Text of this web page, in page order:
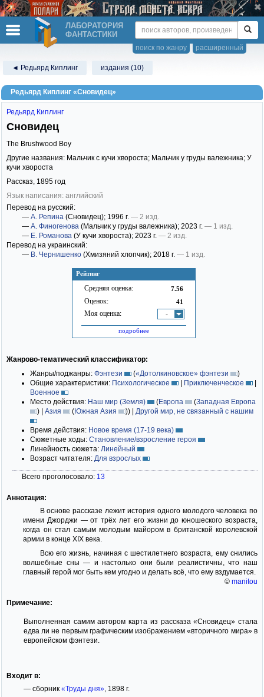
ЛАБОРАТОРИЯ
ФАНТАСТИКИ
расширенный
поиск по жанру
◄ Редьярд Киплинг издания (10)
Редьярд Киплинг «Сновидец»
Рейтинг
Средняя оценка: 7.56
Оценок: 41
Моя оценка: -
подробнее
Редьярд Киплинг
Сновидец
The Brushwood Boy
Другие названия: Мальчик с кучи хвороста; Мальчик у груды валежника; У
кучи хвороста
Рассказ, 1895 год
Язык написания: английский
Перевод на русский:
— А. Репина (Сновидец); 1996 г. — 2 изд.
— А. Финогенова (Мальчик у груды валежника); 2023 г. — 1 изд.
— Е. Романова (У кучи хвороста); 2023 г. — 2 изд.
Перевод на украинский:
— В. Чернишенко (Хмизяний хлопчик); 2018 г. — 1 изд.
Жанрово-тематический классификатор:
Жанры/поджанры: Фэнтези («Дотолкиновское» фэнтези
)
Общие характеристики: Психологическое | Приключенческое
|
Военное
Место действия: Наш мир (Земля) (Европа (Западная Европа
) | Азия (Южная Азия )) | Другой мир, не связанный с нашим
Время действия: Новое время (17-19 века)
Сюжетные ходы: Становление/взросление героя
Линейность сюжета: Линейный
Возраст читателя: Для взрослых
Всего проголосовало: 13
Аннотация:
В основе рассказе лежит история одного молодого человека по
имени Джорджи — от трёх лет его жизни до юношеского возраста,
когда он стал самым молодым майором в британской королевской
армии в конце XIX века.
Всю его жизнь, начиная с шестилетнего возраста, ему снились
волшебные сны — и настолько они были реалистичны, что наш
главный герой мог быть кем угодно и делать всё, что ему вздумается.
© manitou
Примечание:
Выполненная самим автором карта из рассказа «Сновидец» стала
едва ли не первым графическим изображением «вторичного мира» в
европейском фэнтези.
Входит в:
— сборник «Труды дня», 1898 г.